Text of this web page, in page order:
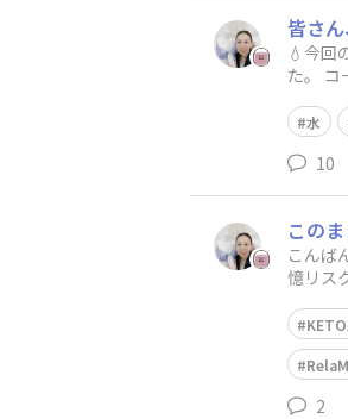
皆さ
💧今回
た。 コ
水
10
この
こんば
憶リス
2